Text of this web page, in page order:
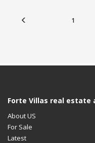
1
Forte Villas real estate
About US
For Sale
Latest